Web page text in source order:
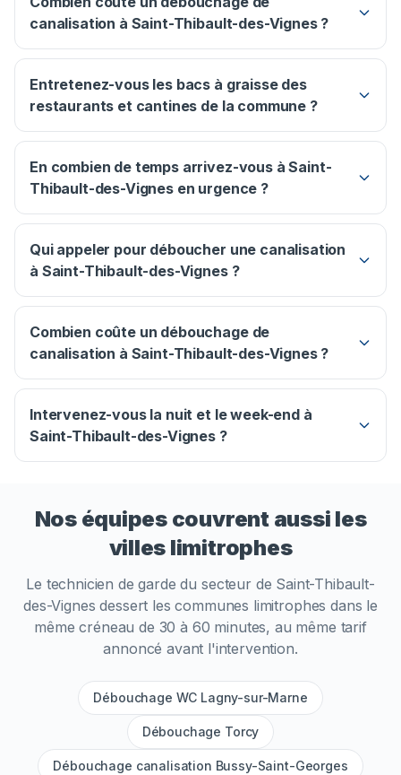
canalisation à Saint-Thibault-des-Vignes ?
Entretenez-vous les bacs à graisse des
restaurants et cantines de la commune ?
En combien de temps arrivez-vous à Saint-
Thibault-des-Vignes en urgence ?
Qui appeler pour déboucher une canalisation
à Saint-Thibault-des-Vignes ?
Combien coûte un débouchage de
canalisation à Saint-Thibault-des-Vignes ?
Intervenez-vous la nuit et le week-end à
Saint-Thibault-des-Vignes ?
Nos équipes couvrent aussi les
villes limitrophes
Le technicien de garde du secteur de Saint-Thibault-
des-Vignes dessert les communes limitrophes dans le
même créneau de 30 à 60 minutes, au même tarif
annoncé avant l'intervention.
Débouchage WC Lagny-sur-Marne
Débouchage Torcy
Débouchage canalisation Bussy-Saint-Georges